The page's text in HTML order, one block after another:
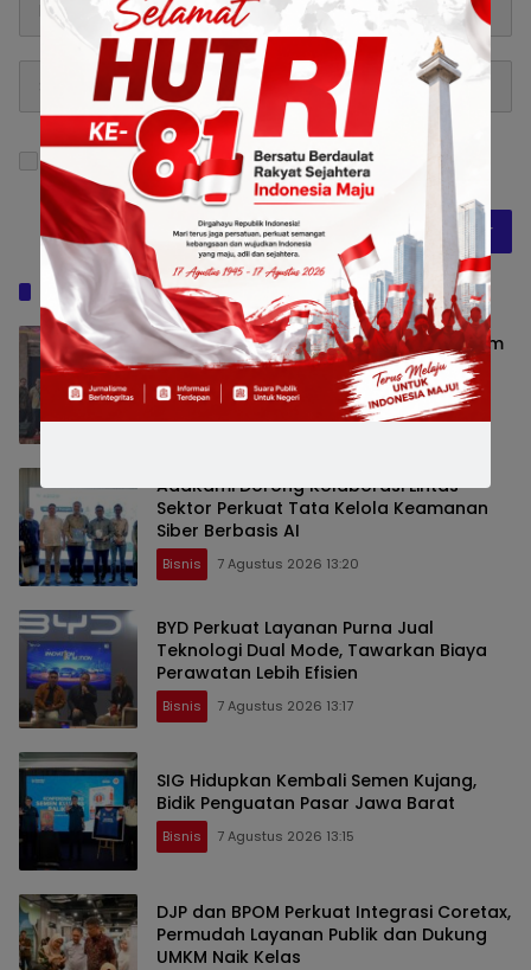
Simpan nama, email, dan situs web saya pada
peramban ini untuk komentar saya berikutnya.
Baca Juga
Emil Dardak: IdeaFest Bangun Ekosistem
Kreatif Jawa Timur agar Siap Hadapi
Disrupsi AI
Bisnis 7 Agustus 2026 16:08
AdaKami Dorong Kolaborasi Lintas
Sektor Perkuat Tata Kelola Keamanan
Siber Berbasis AI
Bisnis 7 Agustus 2026 13:20
BYD Perkuat Layanan Purna Jual
Teknologi Dual Mode, Tawarkan Biaya
Perawatan Lebih Efisien
Bisnis 7 Agustus 2026 13:17
SIG Hidupkan Kembali Semen Kujang,
Bidik Penguatan Pasar Jawa Barat
Bisnis 7 Agustus 2026 13:15
DJP dan BPOM Perkuat Integrasi Coretax,
Permudah Layanan Publik dan Dukung
UMKM Naik Kelas